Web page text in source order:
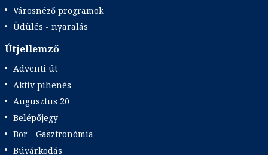
Városnéző programok
Üdülés - nyaralás
Útjellemző
Adventi út
Aktív pihenés
Augusztus 20
Belépőjegy
Bor - Gasztronómia
Búvárkodás